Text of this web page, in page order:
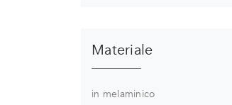
Materiale
in melaminico